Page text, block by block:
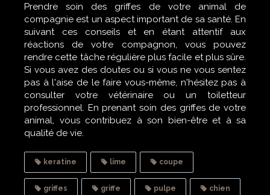
Prendre soin des griffes de votre animal de
compagnie est un aspect important de sa santé. En
suivant ces conseils et en étant attentif aux
réactions de votre compagnon, vous pouvez
rendre cette tâche régulière plus facile et plus sûre.
Si vous avez des doutes ou si vous ne vous sentez
pas à l'aise de le faire vous-même, n'hésitez pas à
consulter votre vétérinaire ou un toiletteur
professionnel. En prenant soin des griffes de votre
animal, vous contribuez à son bien-être et à sa
qualité de vie.
keratine lime coupe
griffes griffe pulpe chien